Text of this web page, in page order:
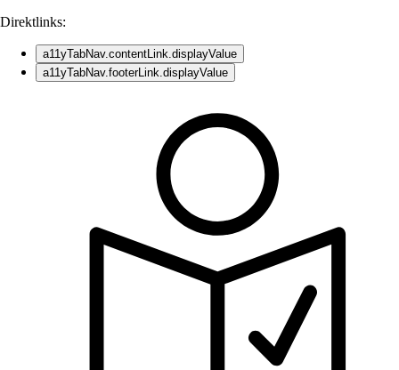
Direktlinks:
a11yTabNav.contentLink.displayValue
a11yTabNav.footerLink.displayValue